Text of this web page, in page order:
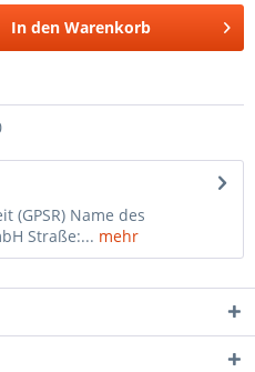
In den Warenkorb
(GPSR) Name des
Straße:... mehr